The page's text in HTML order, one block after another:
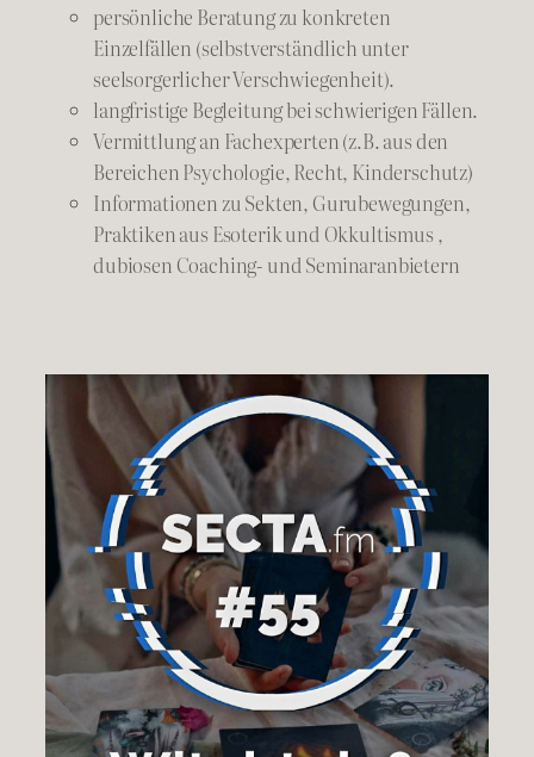
persönliche Beratung zu konkreten
Einzelfällen (selbstverständlich unter
seelsorgerlicher Verschwiegenheit).
langfristige Begleitung bei schwierigen Fällen.
Vermittlung an Fachexperten (z.B. aus den
Bereichen Psychologie, Recht, Kinderschutz)
Informationen zu Sekten, Gurubewegungen,
Praktiken aus Esoterik und Okkultismus ,
dubiosen Coaching- und Seminaranbietern